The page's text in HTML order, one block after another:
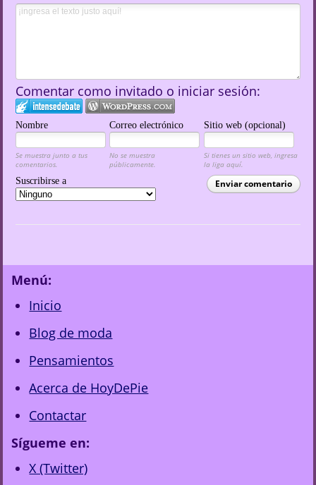
Comentar como invitado o iniciar sesión:
Nombre Correo electrónico Sitio web (opcional)
Se muestra junto a tus
comentarios.
No se muestra
públicamente.
Si tienes un sitio web, ingresa
la liga aquí.
Enviar comentario
Suscribirse a
Menú:
Inicio
Blog de moda
Pensamientos
Acerca de HoyDePie
Contactar
Sígueme en:
X (Twitter)